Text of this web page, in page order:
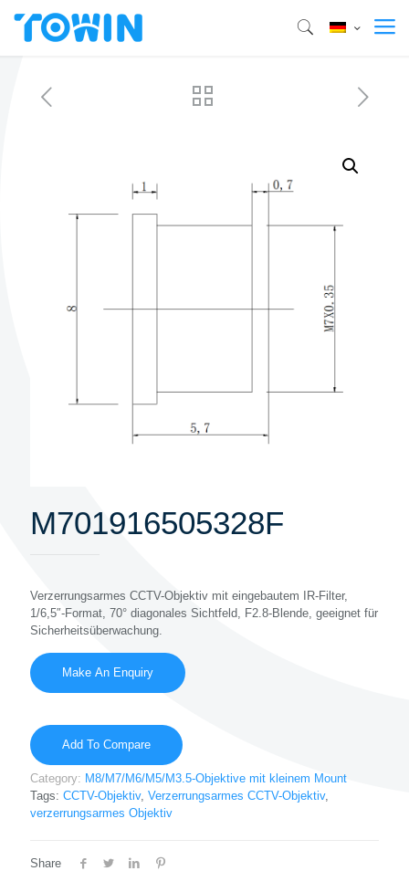
M701916505328F
Verzerrungsarmes CCTV-Objektiv mit eingebautem IR-Filter,
1/6,5″-Format, 70° diagonales Sichtfeld, F2.8-Blende, geeignet für
Sicherheitsüberwachung.
Add To Compare
Category: M8/M7/M6/M5/M3.5-Objektive mit kleinem Mount
Tags: CCTV-Objektiv, Verzerrungsarmes CCTV-Objektiv,
verzerrungsarmes Objektiv
Share